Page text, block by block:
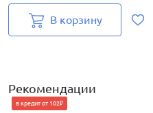
В корзину
Рекомендации
в кредит от 102₽